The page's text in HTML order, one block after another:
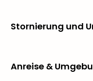
Stornierung und
Anreise &